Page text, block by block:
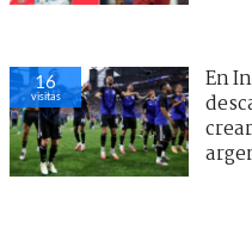
16
visitas
En